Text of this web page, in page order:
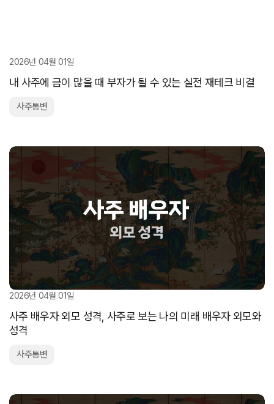
2026년 04월 01일
내 사주에 금이 많을 때 부자가 될 수 있는 실전 재테크 비결
사주통변
2026년 04월 01일
사주 배우자 외모 성격, 사주로 보는 나의 미래 배우자 외모와
성격
사주통변